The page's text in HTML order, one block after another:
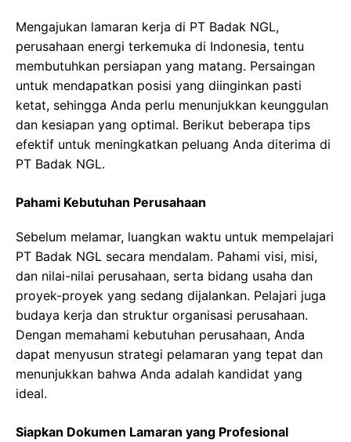
Mengajukan lamaran kerja di PT Badak NGL,
perusahaan energi terkemuka di Indonesia, tentu
membutuhkan persiapan yang matang. Persaingan
untuk mendapatkan posisi yang diinginkan pasti
ketat, sehingga Anda perlu menunjukkan keunggulan
dan kesiapan yang optimal. Berikut beberapa tips
efektif untuk meningkatkan peluang Anda diterima di
PT Badak NGL.
Pahami Kebutuhan Perusahaan
Sebelum melamar, luangkan waktu untuk mempelajari
PT Badak NGL secara mendalam. Pahami visi, misi,
dan nilai-nilai perusahaan, serta bidang usaha dan
proyek-proyek yang sedang dijalankan. Pelajari juga
budaya kerja dan struktur organisasi perusahaan.
Dengan memahami kebutuhan perusahaan, Anda
dapat menyusun strategi pelamaran yang tepat dan
menunjukkan bahwa Anda adalah kandidat yang
ideal.
Siapkan Dokumen Lamaran yang Profesional